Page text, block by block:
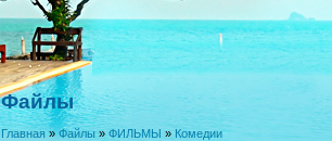
Файлы
Главная»Файлы» ФИЛЬМЫ » Комедии